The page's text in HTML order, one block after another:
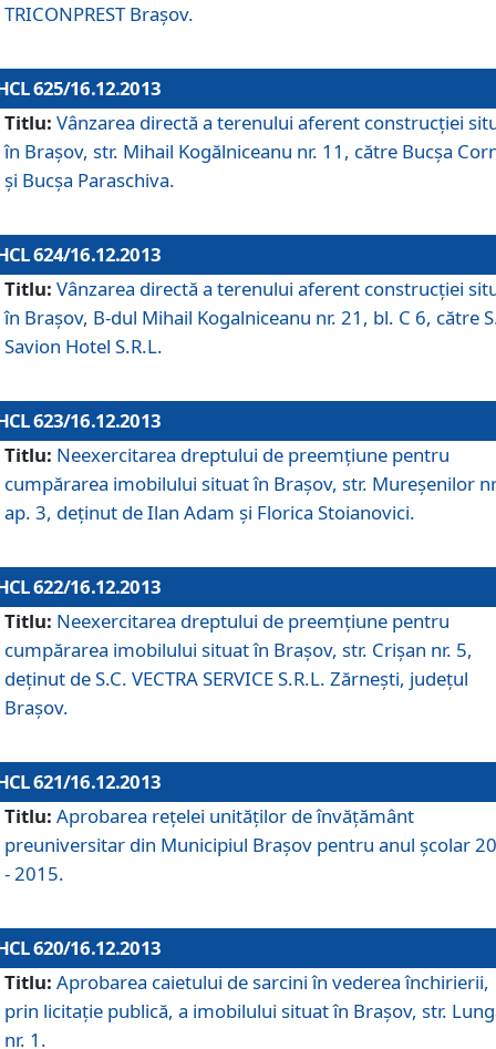
TRICONPREST Braşov.
625/16.12.2013
Titlu: Vânzarea directă a terenului aferent construcţiei
în Braşov, str. Mihail Kogălniceanu nr. 11, către Bucşa
şi Bucşa Paraschiva.
624/16.12.2013
Titlu: Vânzarea directă a terenului aferent construcţiei
în Braşov, B-dul Mihail Kogalniceanu nr. 21, bl. C 6, către
Savion Hotel S.R.L.
623/16.12.2013
Titlu: Neexercitarea dreptului de preemţiune pentru
cumpărarea imobilului situat în Braşov, str. Mureşenilor
ap. 3, deţinut de Ilan Adam şi Florica Stoianovici.
622/16.12.2013
Titlu: Neexercitarea dreptului de preemţiune pentru
cumpărarea imobilului situat în Braşov, str. Crişan nr. 5,
deţinut de S.C. VECTRA SERVICE S.R.L. Zărneşti, judeţul
Braşov.
621/16.12.2013
Titlu: Aprobarea reţelei unităţilor de învăţământ
preuniversitar din Municipiul Braşov pentru anul şcolar
- 2015.
620/16.12.2013
Titlu: Aprobarea caietului de sarcini în vederea închirierii,
prin licitaţie publică, a imobilului situat în Braşov, str.
nr. 1.